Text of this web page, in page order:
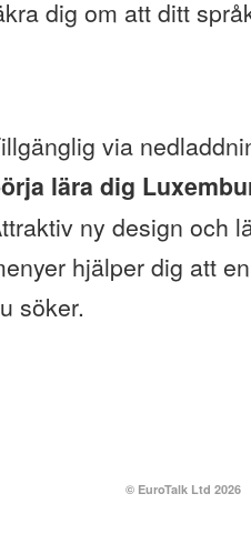
dig om att ditt
via
lära dig
ny design och
hjälper dig att
söker.
© EuroTalk Ltd 2026